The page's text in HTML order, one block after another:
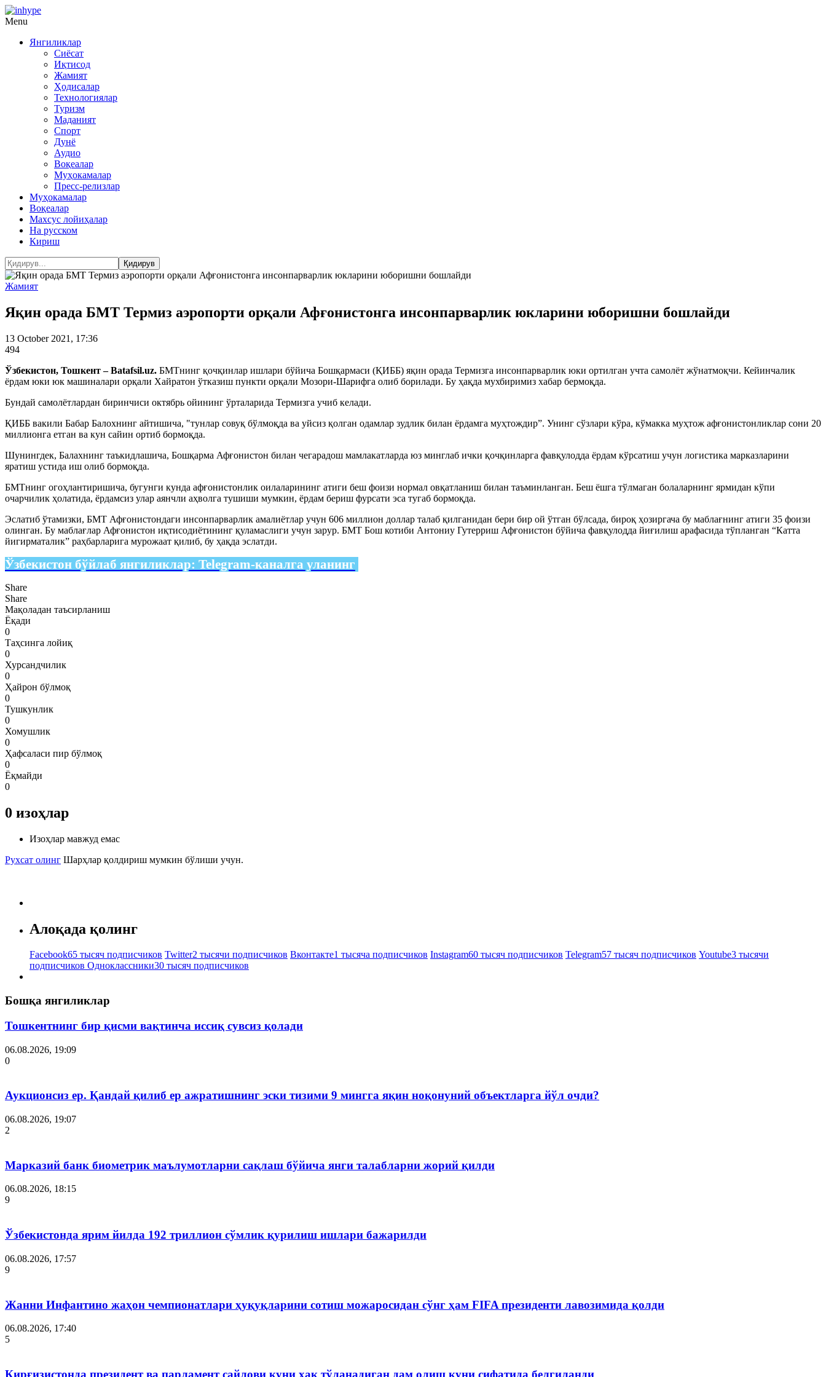
Menu
Янгиликлар
Сиёсат
Иқтисод
Жамият
Ҳодисалар
Технологиялар
Туризм
Маданият
Спорт
Дунё
Аудио
Воқеалар
Муҳокамалар
Пресс-релизлар
Муҳокамалар
Воқеалар
Махсус лойиҳалар
На русском
Кириш
Жамият
Яқин орада БМТ Термиз аэропорти орқали Афғонистонга инсонпарварлик юкларини юборишни бошлайди
13 October 2021, 17:36
494
Ўзбекистон, Тошкент – Batafsil.uz. БМТнинг қочқинлар ишлари бўйича Бошқармаси (ҚИББ) яқин орада Термизга инсонпарварлик юки ортилган учта самолёт жўнатмоқчи. Кейинчалик
ёрдам юки юк машиналари орқали Хайратон ўтказиш пункти орқали Мозори-Шарифга олиб борилади. Бу ҳақда мухбиримиз хабар бермоқда.
Бундай самолётлардан биринчиси октябрь ойининг ўрталарида Термизга учиб келади.
ҚИББ вакили Бабар Балохнинг айтишича, "тунлар совуқ бўлмоқда ва уйсиз қолган одамлар зудлик билан ёрдамга муҳтождир”. Унинг сўзлари кўра, кўмакка муҳтож афғонистонликлар сони 20
миллионга етган ва кун сайин ортиб бормоқда.
Шунингдек, Балахнинг таъкидлашича, Бошқарма Афғонистон билан чегарадош мамлакатларда юз минглаб ички қочқинларга фавқулодда ёрдам кўрсатиш учун логистика марказларини
яратиш устида иш олиб бормоқда.
БМТнинг огоҳлантиришича, бугунги кунда афғонистонлик оилаларининг атиги беш фоизи нормал овқатланиш билан таъминланган. Беш ёшга тўлмаган болаларнинг ярмидан кўпи
очарчилик ҳолатида, ёрдамсиз улар аянчли аҳволга тушиши мумкин, ёрдам бериш фурсати эса тугаб бормоқда.
Эслатиб ўтамизки, БМТ Афғонистондаги инсонпарварлик амалиётлар учун 606 миллион доллар талаб қилганидан бери бир ой ўтган бўлсада, бироқ ҳозиргача бу маблағнинг атиги 35 фоизи
олинган. Бу маблағлар Афғонистон иқтисодиётининг қуламаслиги учун зарур. БМТ Бош котиби Антониу Гутерриш Афғонистон бўйича фавқулодда йиғилиш арафасида тўпланган “Катта
йигирматалик” раҳбарларига мурожаат қилиб, бу ҳақда эслатди.
Ўзбекистон бўйлаб янгиликлар: Telegram-каналга уланинг
Share
Share
Мақоладан таъсирланиш
Ёқади
0
Таҳсинга лойиқ
0
Хурсандчилик
0
Ҳайрон бўлмоқ
0
Тушкунлик
0
Хомушлик
0
Ҳафсаласи пир бўлмоқ
0
Ёқмайди
0
0 изоҳлар
Изоҳлар мавжуд емас
Рухсат олинг Шарҳлар қолдириш мумкин бўлиши учун.
Алоқада қолинг
Facebook65 тысяч подписчиков Twitter2 тысячи подписчиков Вконтакте1 тысяча подписчиков Instagram60 тысяч подписчиков Telegram57 тысяч подписчиков Youtube3 тысячи
подписчиков Одноклассники30 тысяч подписчиков
Бошқа янгиликлар
Тошкентнинг бир қисми вақтинча иссиқ сувсиз қолади
06.08.2026, 19:09
0
Аукционсиз ер. Қандай қилиб ер ажратишнинг эски тизими 9 мингга яқин ноқонуний объектларга йўл очди?
06.08.2026, 19:07
2
Марказий банк биометрик маълумотларни сақлаш бўйича янги талабларни жорий қилди
06.08.2026, 18:15
9
Ўзбекистонда ярим йилда 192 триллион сўмлик қурилиш ишлари бажарилди
06.08.2026, 17:57
9
Жанни Инфантино жаҳон чемпионатлари ҳуқуқларини сотиш можаросидан сўнг ҳам FIFA президенти лавозимида қолди
06.08.2026, 17:40
5
Қирғизистонда президент ва парламент сайлови куни ҳақ тўланадиган дам олиш куни сифатида белгиланди